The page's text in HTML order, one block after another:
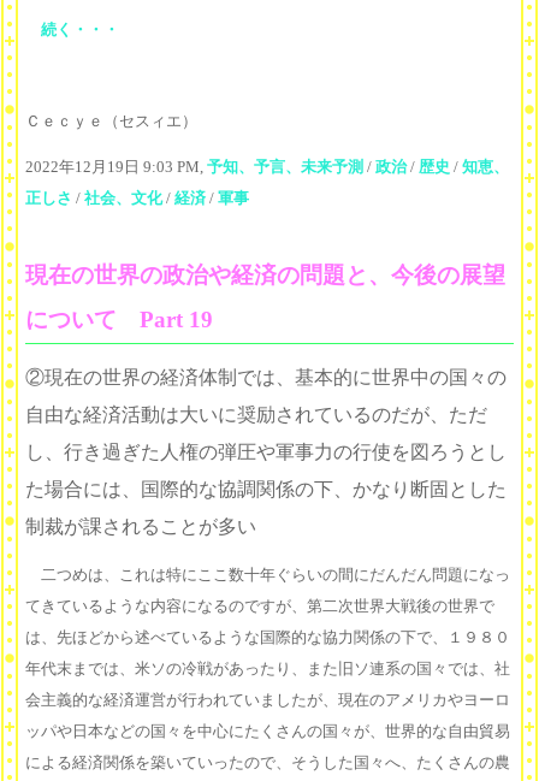
続く・・・
Ｃｅｃｙｅ（セスィエ）
2022年12月19日 9:03 PM, 予知、予言、未来予測 / 政治/ 歴史 / 知恵、
正しさ / 社会、文化/ 経済 / 軍事
現在の世界の政治や経済の問題と、今後の展望
について Part 19
②現在の世界の経済体制では、基本的に世界中の国々の
自由な経済活動は大いに奨励されているのだが、ただ
し、行き過ぎた人権の弾圧や軍事力の行使を図ろうとし
た場合には、国際的な協調関係の下、かなり断固とした
制裁が課されることが多い
二つめは、これは特にここ数十年ぐらいの間にだんだん問題になっ
てきているような内容になるのですが、第二次世界大戦後の世界で
は、先ほどから述べているような国際的な協力関係の下で、１９８０
年代末までは、米ソの冷戦があったり、また旧ソ連系の国々では、社
会主義的な経済運営が行われていましたが、現在のアメリカやヨーロ
ッパや日本などの国々を中心にたくさんの国々が、世界的な自由貿易
による経済関係を築いていったので、そうした国々へ、たくさんの農